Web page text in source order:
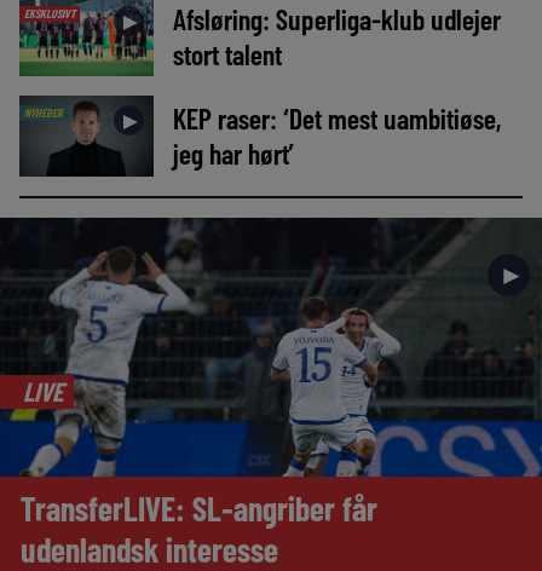
EKSKLUSIVT ►
Afsløring: Superliga-klub udlejer
stort talent
NYHEDER ►
KEP raser: ‘Det mest uambitiøse,
jeg har hørt’
►
LIVE
TransferLIVE: SL-angriber får
udenlandsk interesse